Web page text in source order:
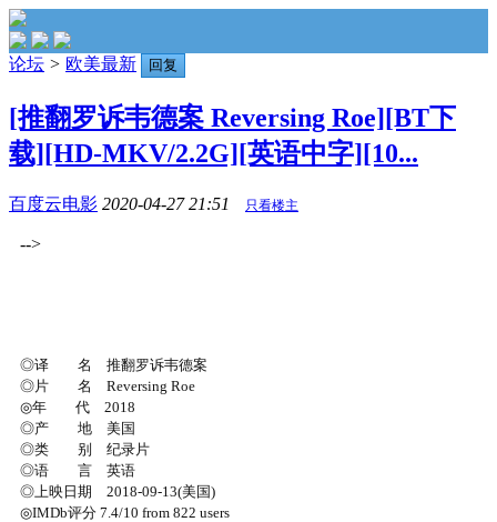
论坛 > 欧美最新 回复
[推翻罗诉韦德案 Reversing Roe][BT下
载][HD-MKV/2.2G][英语中字][10...
百度云电影 2020-04-27 21:51 只看楼主
-->
◎译 名 推翻罗诉韦德案
◎片 名 Reversing Roe
◎年 代 2018
◎产 地 美国
◎类 别 纪录片
◎语 言 英语
◎上映日期 2018-09-13(美国)
◎IMDb评分 7.4/10 from 822 users